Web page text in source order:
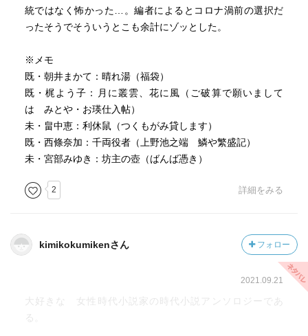
統ではなく怖かった…。編者によるとコロナ渦前の選択だ
ったそうでそういうとこも余計にゾッとした。
※メモ
既・朝井まかて：晴れ湯（福袋）
既・梶よう子：月に叢雲、花に風（ご破算で願いまして
は みとや・お瑛仕入帖）
未・畠中恵：利休鼠（つくもがみ貸します）
既・西條奈加：千両役者（上野池之端 鱗や繁盛記）
未・宮部みゆき：坊主の壺（ばんば憑き）
2 詳細をみる
kimikokumikenさん フォロー
2021.09.21
大好きな 女性時代小説家の時代小説アンソロジーであ
る。